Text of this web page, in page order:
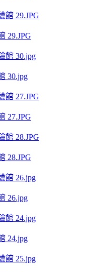
29.JPG
30.jpg
27.JPG
28.JPG
26.jpg
24.jpg